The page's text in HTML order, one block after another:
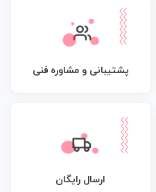
پشتیبانی و مشاوره فنی
ارسال رایگان